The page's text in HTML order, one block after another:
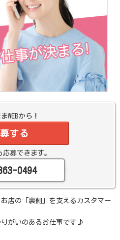
WEBから！
する
応募できます。
0494
店の「裏側」を支えるカスタマー
がいのあるお仕事です♪